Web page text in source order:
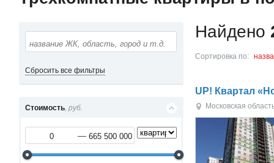
Сбросить все фильтры
Стоимость, руб.
Найдено
Сортировка по:
UP! Квартал
Московская